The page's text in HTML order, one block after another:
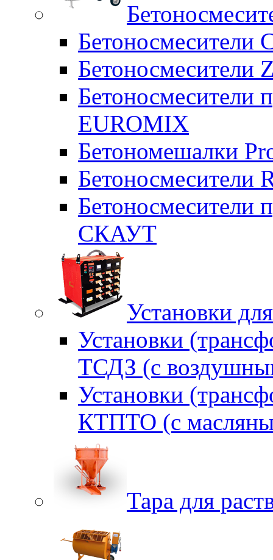
Бетоносмесители
Бетоносмесители
Бетоносмесители
EUROMIX
Бетономешалки
Бетоносмесители
Бетоносмесители
СКАУТ
Установки
Установки
ТСДЗ (c
Установки
КТПТО (c
Тара для